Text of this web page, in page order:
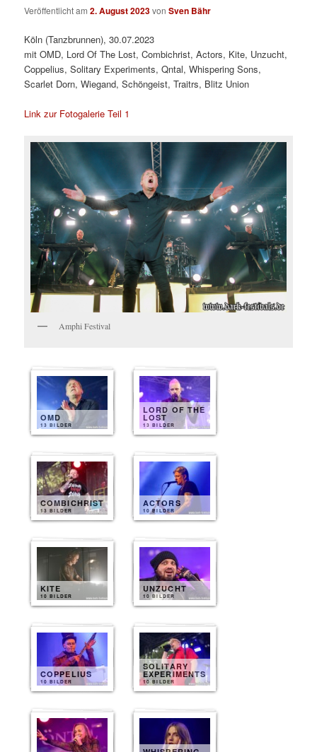
Veröffentlicht am2. August 2023vonSven Bähr
Köln (Tanzbrunnen), 30.07.2023
mit OMD, Lord Of The Lost, Combichrist, Actors, Kite, Unzucht,
Coppelius, Solitary Experiments, Qntal, Whispering Sons,
Scarlet Dorn, Wiegand, Schöngeist, Traitrs, Blitz Union
Link zur Fotogalerie Teil 1
Amphi Festival
OMD
13 BILDER
LORD OF THE
LOST
13 BILDER
COMBICHRIST
13 BILDER
ACTORS
10 BILDER
KITE
10 BILDER
UNZUCHT
10 BILDER
COPPELIUS
10 BILDER
SOLITARY
EXPERIMENTS
10 BILDER